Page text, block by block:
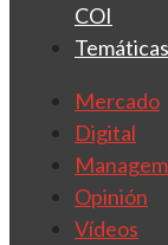
COI
Temáticas
Mercado
Digital
Opinión
Vídeos